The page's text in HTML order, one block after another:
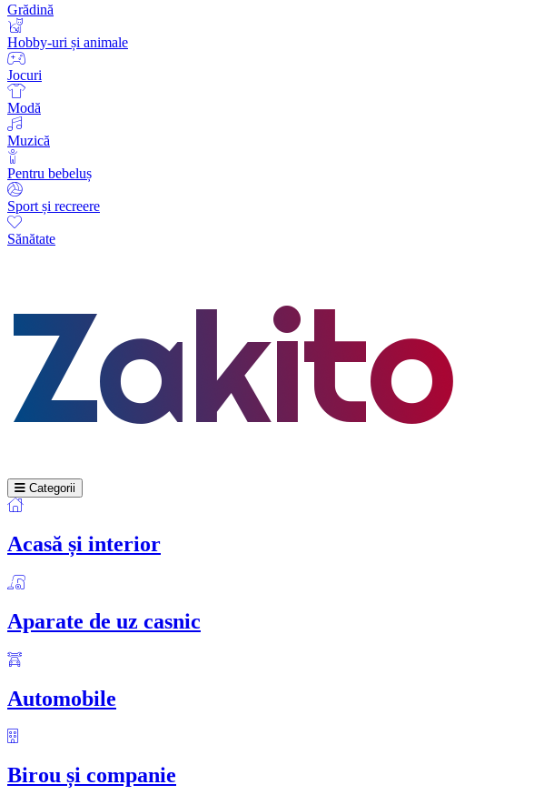
Grădină
Hobby-uri și animale
Jocuri
Modă
Muzică
Pentru bebeluș
Sport și recreere
Sănătate
Categorii
Acasă și interior
Aparate de uz casnic
Automobile
Birou și companie